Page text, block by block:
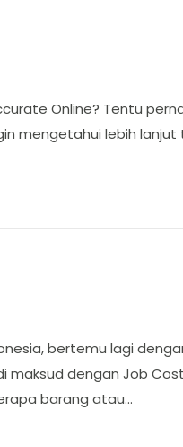
Online? Tentu
mengetahui lebih
bertemu lagi dengan
maksud dengan Job
barang atau…